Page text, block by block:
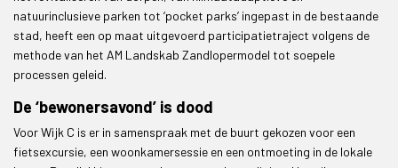
natuurinclusieve parken tot ‘pocket parks’ ingepast in de bestaande
stad, heeft een op maat uitgevoerd participatietraject volgens de
methode van het AM Landskab Zandlopermodel tot soepele
processen geleid.
De ‘bewonersavond’ is dood
Voor Wijk C is er in samenspraak met de buurt gekozen voor een
fietsexcursie, een woonkamersessie en een ontmoeting in de lokale